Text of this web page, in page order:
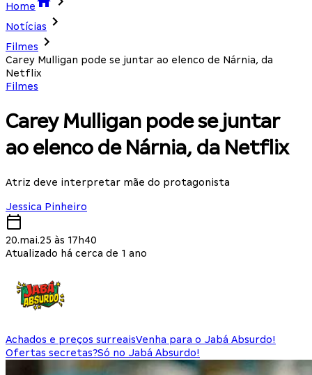
Home
Notícias
Filmes
Carey Mulligan pode se juntar ao elenco de Nárnia, da
Netflix
Filmes
Carey Mulligan pode se juntar
ao elenco de Nárnia, da Netflix
Atriz deve interpretar mãe do protagonista
Jessica Pinheiro
20.mai.25 às 17h40
Atualizado há cerca de 1 ano
Achados e preços surreaisVenha para o Jabá Absurdo!
Ofertas secretas?Só no Jabá Absurdo!